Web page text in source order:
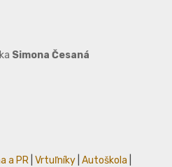
Simona Česaná
a PR Vrtuľníky Autoškola